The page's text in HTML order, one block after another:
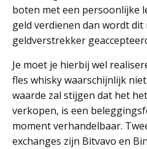
boten met een persoonlijke
geld verdienen dan wordt dit
geldverstrekker
Je moet je hierbij wel
fles whisky waarschijnlijk
waarde zal stijgen dat het
verkopen, is een
moment verhandelbaar.
exchanges zijn Bitvavo en